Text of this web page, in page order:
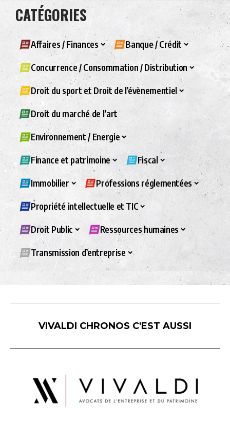
CATÉGORIES
Affaires / Finances Banque / Crédit
Concurrence / Consommation / Distribution
Droit du sport et Droit de l’évènementiel
Droit du marché de l’art
Environnement / Energie
Finance et patrimoine Fiscal
Immobilier Professions réglementées
Propriété intellectuelle et TIC
Droit Public Ressources humaines
Transmission d’entreprise
VIVALDI CHRONOS C'EST AUSSI